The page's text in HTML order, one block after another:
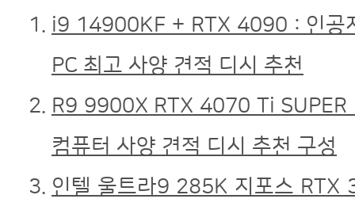
i9 14900KF + RTX 4090 : 인공
PC 최고 사양 견적 디시 추천
R9 9900X RTX 4070 Ti SUPER
컴퓨터 사양 견적 디시 추천 구성
인텔 울트라9 285K 지포스 RTX